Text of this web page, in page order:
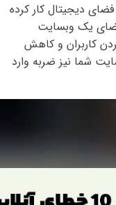
دیجیتال کار کرده
یک وبسایت
کاربران و کاهش
شما نیز ضربه وارد